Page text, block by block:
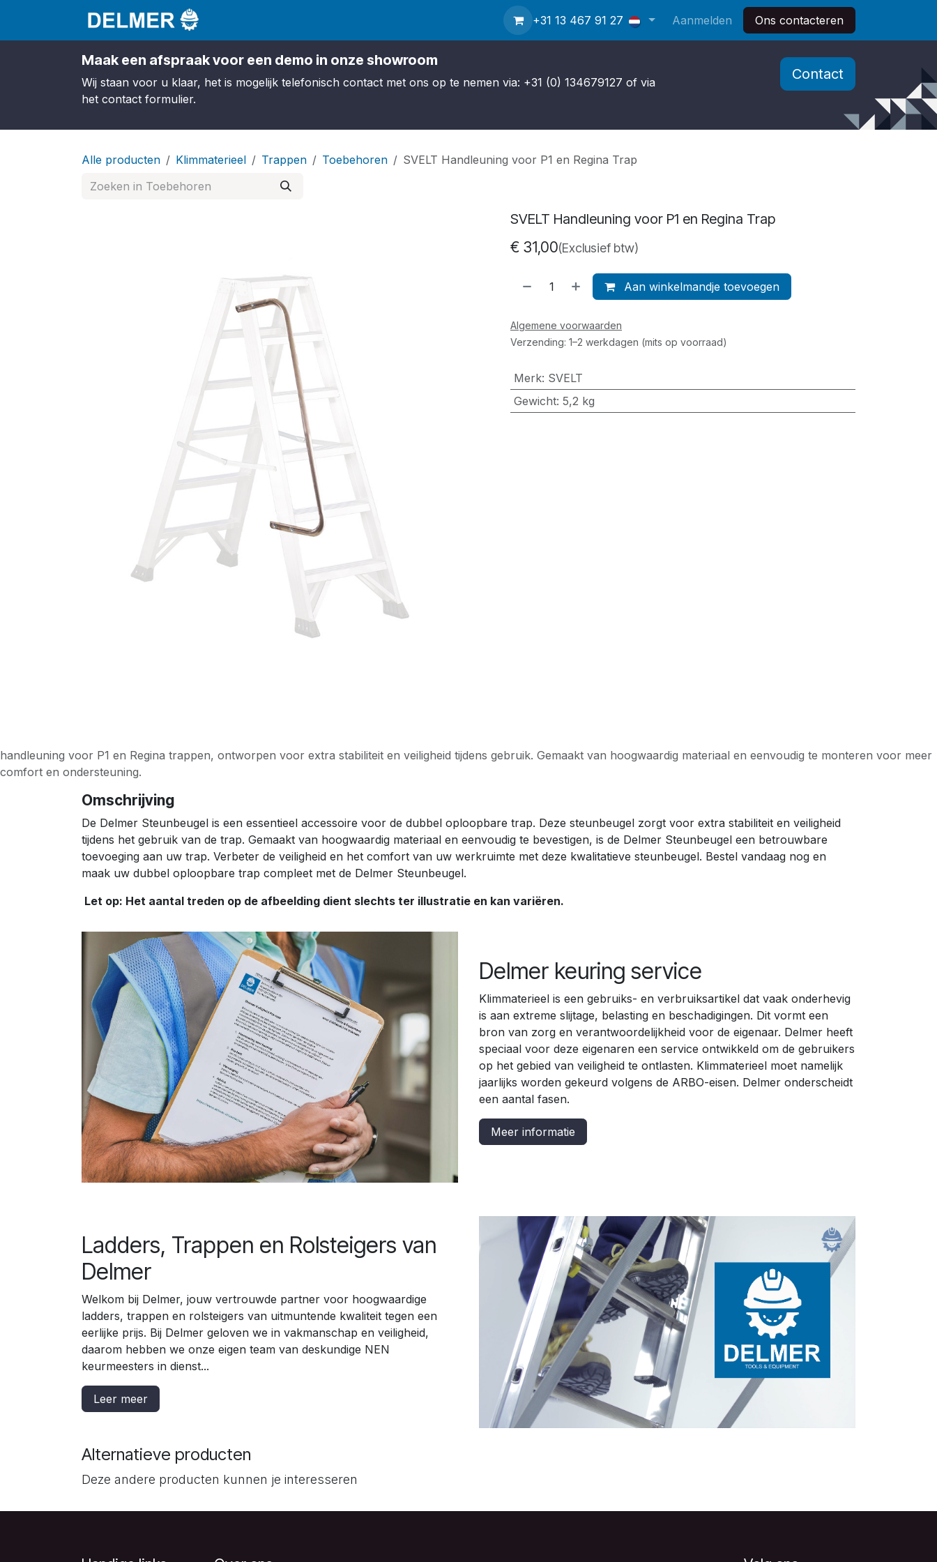
Nieuws Verzending
+31 13 467 91 27 Aanmelden Ons contacteren
Maak een afspraak voor een demo in onze showroom
Wij staan voor u klaar, het is mogelijk telefonisch contact met ons op te nemen via: +31 (0) 134679127 of via
het contact formulier.
Contact
Alle producten Klimmaterieel Trappen Toebehoren SVELT Handleuning voor P1 en Regina Trap
SVELT Handleuning voor P1 en Regina Trap
€ 31,00(Exclusief btw)
Aan winkelmandje toevoegen
Algemene voorwaarden
Verzending: 1–2 werkdagen (mits op voorraad)
Merk: SVELT
Gewicht: 5,2 kg
handleuning voor P1 en Regina trappen, ontworpen voor extra stabiliteit en veiligheid tijdens gebruik. Gemaakt van hoogwaardig materiaal en eenvoudig te monteren voor meer
comfort en ondersteuning.
Omschrijving
De Delmer Steunbeugel is een essentieel accessoire voor de dubbel oploopbare trap. Deze steunbeugel zorgt voor extra stabiliteit en veiligheid
tijdens het gebruik van de trap. Gemaakt van hoogwaardig materiaal en eenvoudig te bevestigen, is de Delmer Steunbeugel een betrouwbare
toevoeging aan uw trap. Verbeter de veiligheid en het comfort van uw werkruimte met deze kwalitatieve steunbeugel. Bestel vandaag nog en
maak uw dubbel oploopbare trap compleet met de Delmer Steunbeugel.
Let op: Het aantal treden op de afbeelding dient slechts ter illustratie en kan variëren.
Delmer keuring service
Klimmaterieel is een gebruiks- en verbruiksartikel dat vaak onderhevig
is aan extreme slijtage, belasting en beschadigingen. Dit vormt een
bron van zorg en verantwoordelijkheid voor de eigenaar. Delmer heeft
speciaal voor deze eigenaren een service ontwikkeld om de gebruikers
op het gebied van veiligheid te ontlasten. Klimmaterieel moet namelijk
jaarlijks worden gekeurd volgens de ARBO-eisen. Delmer onderscheidt
een aantal fasen.
Meer informatie
Ladders, Trappen en Rolsteigers van
Delmer
Welkom bij Delmer, jouw vertrouwde partner voor hoogwaardige
ladders, trappen en rolsteigers van uitmuntende kwaliteit tegen een
eerlijke prijs. Bij Delmer geloven we in vakmanschap en veiligheid,
daarom hebben we onze eigen team van deskundige NEN
keurmeesters in dienst...
Leer meer
Alternatieve producten
Deze andere producten kunnen je interesseren